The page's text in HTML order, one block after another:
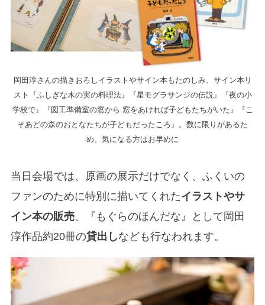
岡田淳さんの描きおろしイラストやサイン本もたのしみ。サイン本リ
スト『ふしぎな木の実の料理法』『星モグラサンジの伝説』『夜の小
学校で』『図工準備室の窓から 窓をあければ子どもたちがいた』『こ
そあどの森のおとなたちが子どもだったころ』。数に限りがあるた
め、気になる方はお早めに
当日会場では、原画の展示だけでなく、ふくいの
ファンのために特別に描いてくれたイラストやサ
イン本の販売、『もぐらのほんだな』として岡田
淳作品約20冊の貸出しなども行なわれます。